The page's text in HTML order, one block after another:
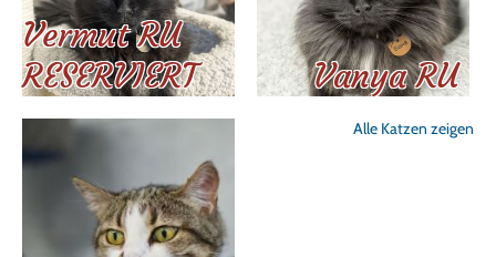
Vermut RU
RESERVIERT
Vanya RU
Alle Katzen zeigen